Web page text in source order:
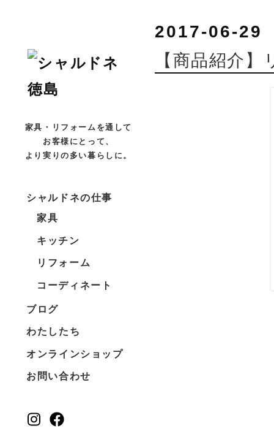
家具・リフォームを通して
お客様にとって、
より実りの多い暮らしに。
シャルドネの仕事
家具
キッチン
リフォーム
コーディネート
ブログ
わたしたち
オンラインショップ
お問い合わせ
2017-06-29
【商品紹介